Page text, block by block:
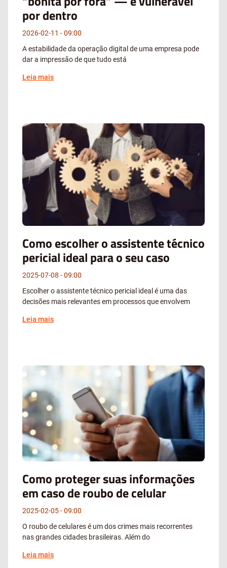
por dentro
2026-02-11
09:00
A estabilidade da operação digital de uma empresa pode
dar a impressão de que tudo está
Leia mais
Como escolher o assistente técnico
pericial ideal para o seu caso
2025-07-08
09:00
Escolher o assistente técnico pericial ideal é uma das
decisões mais relevantes em processos que envolvem
Leia mais
Como proteger suas informações
em caso de roubo de celular
2025-02-05
09:00
O roubo de celulares é um dos crimes mais recorrentes
nas grandes cidades brasileiras. Além do
Leia mais